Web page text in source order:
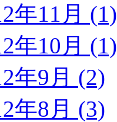
年11月 (1)
年10月 (1)
年9月 (2)
年8月 (3)